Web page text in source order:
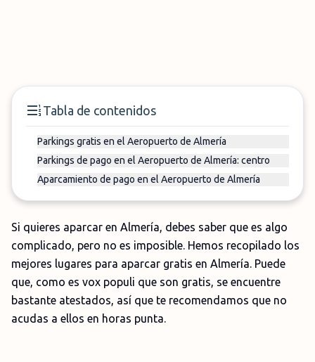
Tabla de contenidos
Parkings gratis en el Aeropuerto de Almería
Parkings de pago en el Aeropuerto de Almería: centro
Aparcamiento de pago en el Aeropuerto de Almería
Si quieres aparcar en Almería, debes saber que es algo
complicado, pero no es imposible. Hemos recopilado los
mejores lugares para aparcar gratis en Almería. Puede
que, como es vox populi que son gratis, se encuentre
bastante atestados, así que te recomendamos que no
acudas a ellos en horas punta.